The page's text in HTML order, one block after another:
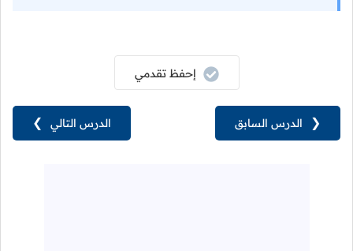
الدرس التالي ❯
إحفظ تقدمي
❮ الدرس السابق